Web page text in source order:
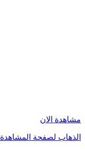
مشاهدة الان
الذهاب لصفحة المشاهدة